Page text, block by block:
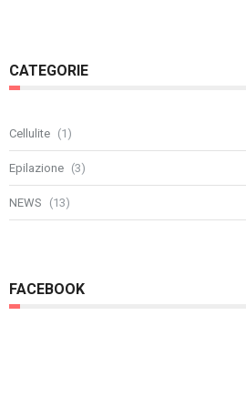
CATEGORIE
Cellulite (1)
Epilazione (3)
NEWS (13)
FACEBOOK